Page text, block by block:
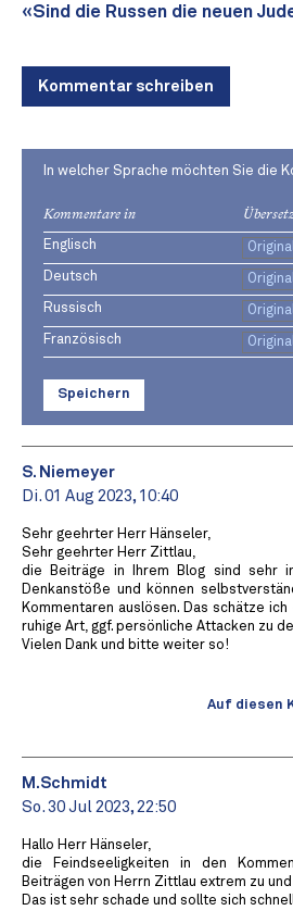
«Sind die Russen die neuen
Kommentar schreiben
In welcher Sprache möchten Sie die
Kommentare in
Englisch
Deutsch
Russisch
Französisch
Speichern
S. Niemeyer
Di. 01 Aug 2023, 10:40
Sehr geehrter Herr Hänseler,
Sehr geehrter Herr Zittlau,
die Beiträge in Ihrem Blog sind sehr
Denkanstöße und können
Kommentaren auslösen. Das schätze
ruhige Art, ggf. persönliche Attacken zu
Vielen Dank und bitte weiter so!
Auf diesen
M.Schmidt
So. 30 Jul 2023, 22:50
Hallo Herr Hänseler,
die Feindseeligkeiten in den
Beiträgen von Herrn Zittlau extrem zu
Das ist sehr schade und sollte sich